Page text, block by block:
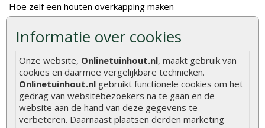
Informatie over cookies
Onze website, Onlinetuinhout.nl, maakt gebruik van
cookies en daarmee vergelijkbare technieken.
Onlinetuinhout.nl gebruikt functionele cookies om het
gedrag van websitebezoekers na te gaan en de
website aan de hand van deze gegevens te
verbeteren. Daarnaast plaatsen derden marketing
Hoe zelf een houten overkapping maken
Hoe schutting plaatsen
De 9 beste tuinschermen van Onlinetuinhout.nl
Stijlvolle houtsoorten voor in de tuin
Duurzame tuin